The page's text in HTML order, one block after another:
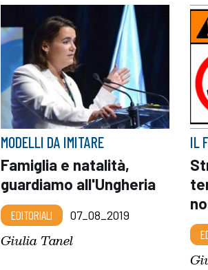
MODELLI DA IMITARE
Famiglia e natalità,
guardiamo all'Ungheria
EDITORIALI 07_08_2019
Giulia Tanel
IL